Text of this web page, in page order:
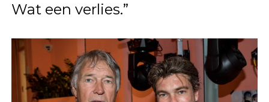
Wat een verlies.”